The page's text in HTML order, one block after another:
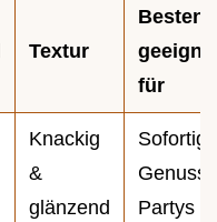
Textur
Bestens
für
Knackig
&
glänzend
Genuss,
Partys